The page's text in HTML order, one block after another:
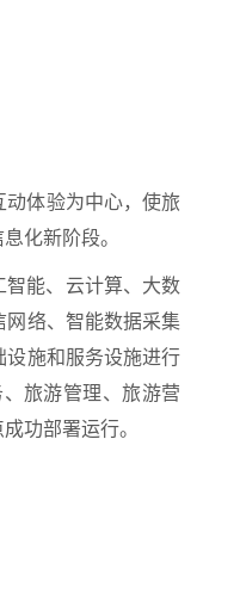
体验为中心，使旅
化新阶段。
智能、云计算、大数
网络、智能数据采集
设施和服务设施进行
旅游管理、旅游营
功部署运行。